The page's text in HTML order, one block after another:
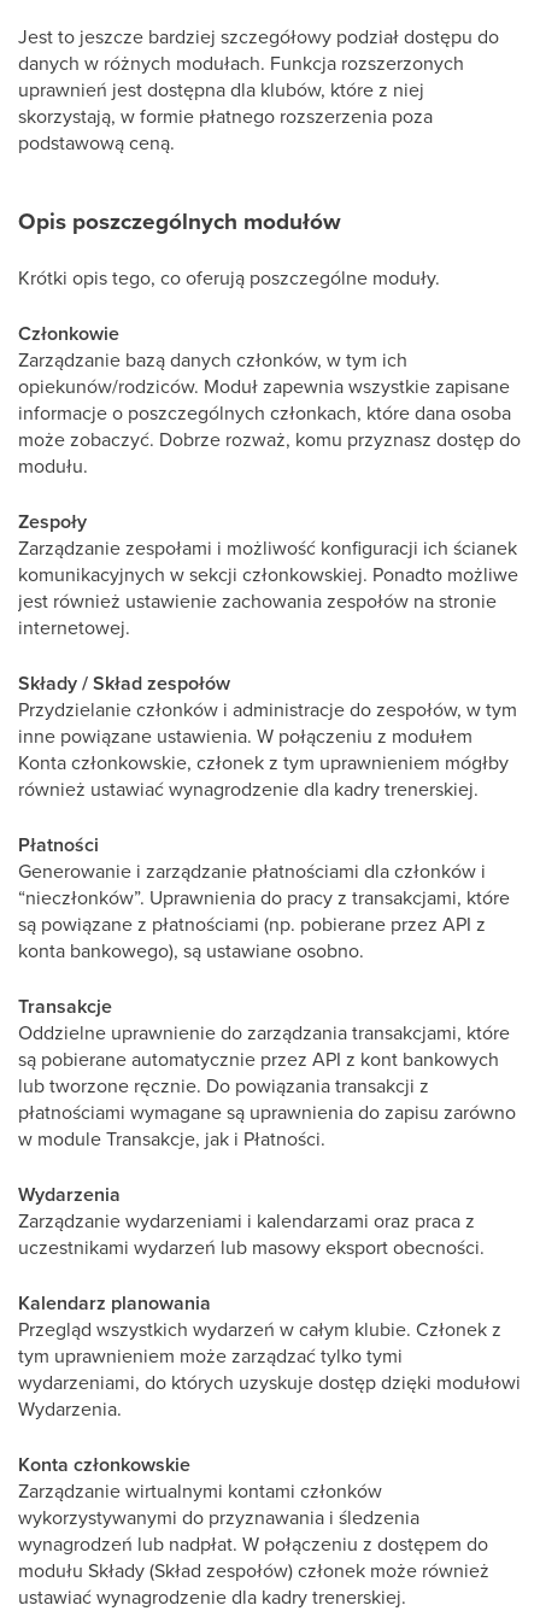
Jest to jeszcze bardziej szczegółowy podział dostępu do
danych w różnych modułach. Funkcja rozszerzonych
uprawnień jest dostępna dla klubów, które z niej
skorzystają, w formie płatnego rozszerzenia poza
podstawową ceną.
Opis poszczególnych modułów
Krótki opis tego, co oferują poszczególne moduły.
Członkowie
Zarządzanie bazą danych członków, w tym ich
opiekunów/rodziców. Moduł zapewnia wszystkie zapisane
informacje o poszczególnych członkach, które dana osoba
może zobaczyć. Dobrze rozważ, komu przyznasz dostęp do
modułu.
Zespoły
Zarządzanie zespołami i możliwość konfiguracji ich ścianek
komunikacyjnych w sekcji członkowskiej. Ponadto możliwe
jest również ustawienie zachowania zespołów na stronie
internetowej.
Składy / Skład zespołów
Przydzielanie członków i administracje do zespołów, w tym
inne powiązane ustawienia. W połączeniu z modułem
Konta członkowskie, członek z tym uprawnieniem mógłby
również ustawiać wynagrodzenie dla kadry trenerskiej.
Płatności
Generowanie i zarządzanie płatnościami dla członków i
“nieczłonków”. Uprawnienia do pracy z transakcjami, które
są powiązane z płatnościami (np. pobierane przez API z
konta bankowego), są ustawiane osobno.
Transakcje
Oddzielne uprawnienie do zarządzania transakcjami, które
są pobierane automatycznie przez API z kont bankowych
lub tworzone ręcznie. Do powiązania transakcji z
płatnościami wymagane są uprawnienia do zapisu zarówno
w module Transakcje, jak i Płatności.
Wydarzenia
Zarządzanie wydarzeniami i kalendarzami oraz praca z
uczestnikami wydarzeń lub masowy eksport obecności.
Kalendarz planowania
Przegląd wszystkich wydarzeń w całym klubie. Członek z
tym uprawnieniem może zarządzać tylko tymi
wydarzeniami, do których uzyskuje dostęp dzięki modułowi
Wydarzenia.
Konta członkowskie
Zarządzanie wirtualnymi kontami członków
wykorzystywanymi do przyznawania i śledzenia
wynagrodzeń lub nadpłat. W połączeniu z dostępem do
modułu Składy (Skład zespołów) członek może również
ustawiać wynagrodzenie dla kadry trenerskiej.